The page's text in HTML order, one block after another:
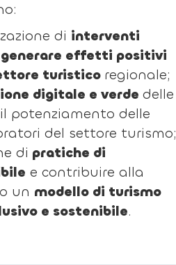
di interventi
effetti positivi
turistico regionale;
digitale e verde delle
potenziamento delle
del settore turismo;
di pratiche di
e contribuire alla
un modello di turismo
e sostenibile.